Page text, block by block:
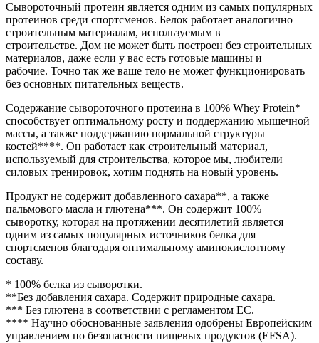
Сывороточный протеин является одним из самых популярных
протеинов среди спортсменов. Белок работает аналогично
строительным материалам, используемым в
строительстве. Дом не может быть построен без строительных
материалов, даже если у вас есть готовые машины и
рабочие. Точно так же ваше тело не может функционировать
без основных питательных веществ.
Содержание сывороточного протеина в 100% Whey Protein*
способствует оптимальному росту и поддержанию мышечной
массы, а также поддержанию нормальной структуры
костей****. Он работает как строительный материал,
используемый для строительства, которое мы, любители
силовых тренировок, хотим поднять на новый уровень.
Продукт не содержит добавленного сахара**, а также
пальмового масла и глютена***. Он содержит 100%
сыворотку, которая на протяжении десятилетий является
одним из самых популярных источников белка для
спортсменов благодаря оптимальному аминокислотному
составу.
* 100% белка из сыворотки.
**Без добавления сахара. Содержит природные сахара.
*** Без глютена в соответствии с регламентом ЕС.
**** Научно обоснованные заявления одобрены Европейским
управлением по безопасности пищевых продуктов (EFSA).